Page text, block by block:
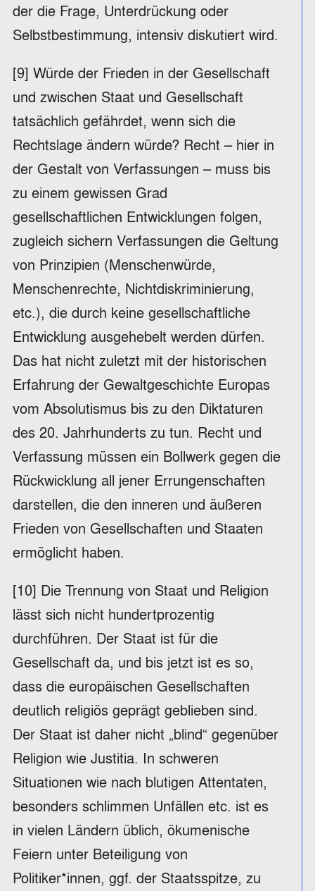
der die Frage, Unterdrückung oder
Selbstbestimmung, intensiv diskutiert wird.
[9] Würde der Frieden in der Gesellschaft
und zwischen Staat und Gesellschaft
tatsächlich gefährdet, wenn sich die
Rechtslage ändern würde? Recht – hier in
der Gestalt von Verfassungen – muss bis
zu einem gewissen Grad
gesellschaftlichen Entwicklungen folgen,
zugleich sichern Verfassungen die Geltung
von Prinzipien (Menschenwürde,
Menschenrechte, Nichtdiskriminierung,
etc.), die durch keine gesellschaftliche
Entwicklung ausgehebelt werden dürfen.
Das hat nicht zuletzt mit der historischen
Erfahrung der Gewaltgeschichte Europas
vom Absolutismus bis zu den Diktaturen
des 20. Jahrhunderts zu tun. Recht und
Verfassung müssen ein Bollwerk gegen die
Rückwicklung all jener Errungenschaften
darstellen, die den inneren und äußeren
Frieden von Gesellschaften und Staaten
ermöglicht haben.
[10] Die Trennung von Staat und Religion
lässt sich nicht hundertprozentig
durchführen. Der Staat ist für die
Gesellschaft da, und bis jetzt ist es so,
dass die europäischen Gesellschaften
deutlich religiös geprägt geblieben sind.
Der Staat ist daher nicht „blind“ gegenüber
Religion wie Justitia. In schweren
Situationen wie nach blutigen Attentaten,
besonders schlimmen Unfällen etc. ist es
in vielen Ländern üblich, ökumenische
Feiern unter Beteiligung von
Politiker*innen, ggf. der Staatsspitze, zu